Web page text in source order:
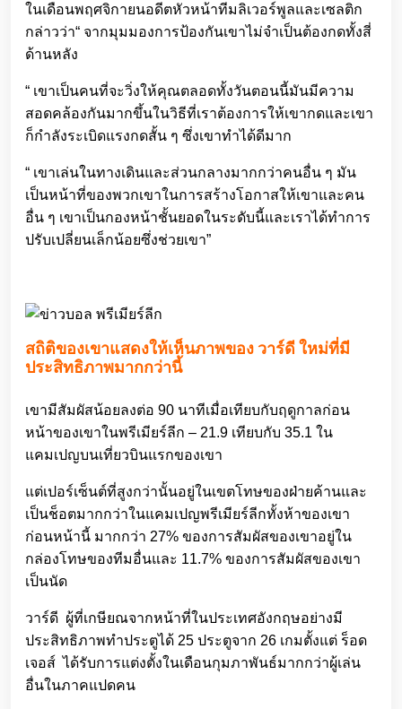
ในเดือนพฤศจิกายนอดีตหัวหน้าทีมลิเวอร์พูลและเซลติก
กล่าวว่า“ จากมุมมองการป้องกันเขาไม่จำเป็นต้องกดทั้งสี่
ด้านหลัง
“ เขาเป็นคนที่จะวิ่งให้คุณตลอดทั้งวันตอนนี้มันมีความ
สอดคล้องกันมากขึ้นในวิธีที่เราต้องการให้เขากดและเขา
ก็กำลังระเบิดแรงกดสั้น ๆ ซึ่งเขาทำได้ดีมาก
“ เขาเล่นในทางเดินและส่วนกลางมากกว่าคนอื่น ๆ มัน
เป็นหน้าที่ของพวกเขาในการสร้างโอกาสให้เขาและคน
อื่น ๆ เขาเป็นกองหน้าชั้นยอดในระดับนี้และเราได้ทำการ
ปรับเปลี่ยนเล็กน้อยซึ่งช่วยเขา”
สถิติของเขาแสดงให้เห็นภาพของ วาร์ดี ใหม่ที่มี
ประสิทธิภาพมากกว่านี้
เขามีสัมผัสน้อยลงต่อ 90 นาทีเมื่อเทียบกับฤดูกาลก่อน
หน้าของเขาในพรีเมียร์ลีก – 21.9 เทียบกับ 35.1 ใน
แคมเปญบนเที่ยวบินแรกของเขา
แต่เปอร์เซ็นต์ที่สูงกว่านั้นอยู่ในเขตโทษของฝ่ายค้านและ
เป็นช็อตมากกว่าในแคมเปญพรีเมียร์ลีกทั้งห้าของเขา
ก่อนหน้านี้ มากกว่า 27% ของการสัมผัสของเขาอยู่ใน
กล่องโทษของทีมอื่นและ 11.7% ของการสัมผัสของเขา
เป็นนัด
วาร์ดี ผู้ที่เกษียณจากหน้าที่ในประเทศอังกฤษอย่างมี
ประสิทธิภาพทำประตูได้ 25 ประตูจาก 26 เกมตั้งแต่ ร็อด
เจอส์ ได้รับการแต่งตั้งในเดือนกุมภาพันธ์มากกว่าผู้เล่น
อื่นในภาคแปดคน